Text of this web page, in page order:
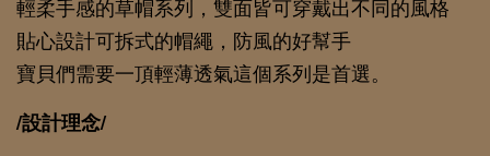
輕柔手感的草帽系列，雙面皆可穿戴出不同的風格
貼心設計可拆式的帽繩，防風的好幫手
寶貝們需要一頂輕薄透氣這個系列是首選。
/設計理念/